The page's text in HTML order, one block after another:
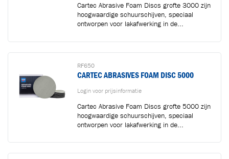
Cartec Abrasive Foam Discs grofte 3000 zijn
hoogwaardige schuurschijven, speciaal
ontworpen voor lakafwerking in de...
RF650
CARTEC ABRASIVES FOAM DISC 5000
Login voor prijsinformatie
Cartec Abrasive Foam Discs grofte 5000 zijn
hoogwaardige schuurschijven, speciaal
ontworpen voor lakafwerking in de...